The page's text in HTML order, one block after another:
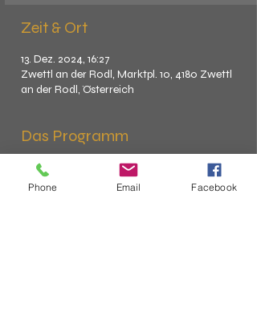
Zeit & Ort
13. Dez. 2024, 16:27
Zwettl an der Rodl, Marktpl. 10, 4180 Zwettl
an der Rodl, Österreich
Das Programm
Phone Email Facebook